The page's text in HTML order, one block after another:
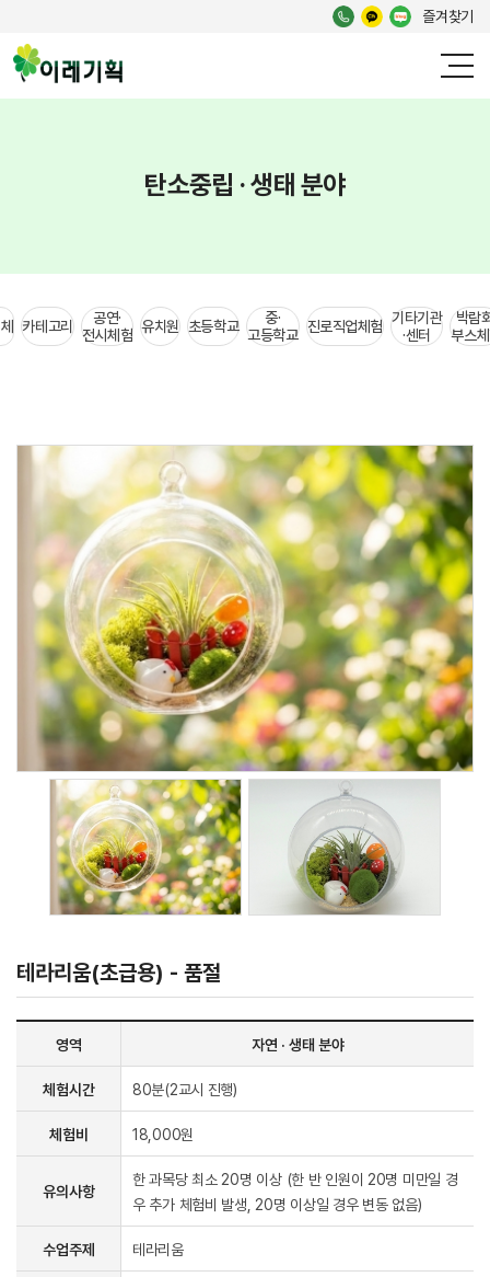
즐겨찾기
탄소중립 · 생태 분야
카테고리
공연·
전시체험 유치원 초등학교
중·
고등학교 진로직업체험 기타기관
·센터
박람
부스
테라리움(초급용) - 품절
영역 자연 · 생태 분야
체험시간 80분(2교시 진행)
체험비 18,000원
유의사항
한 과목당 최소 20명 이상 (한 반 인원이 20명 미만일 경
우 추가 체험비 발생, 20명 이상일 경우 변동 없음)
수업주제 테라리움